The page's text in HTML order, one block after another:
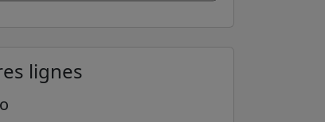
lignes